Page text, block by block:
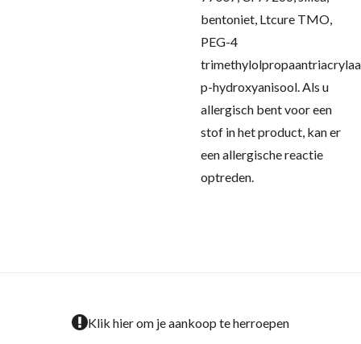
bentoniet, Ltcure TMO,
PEG-4
p-hydroxyanisool.Als u
allergisch bent voor een
stof in het product, kan er
een allergische reactie
optreden.
Klik hier om je aankoop te herroepen